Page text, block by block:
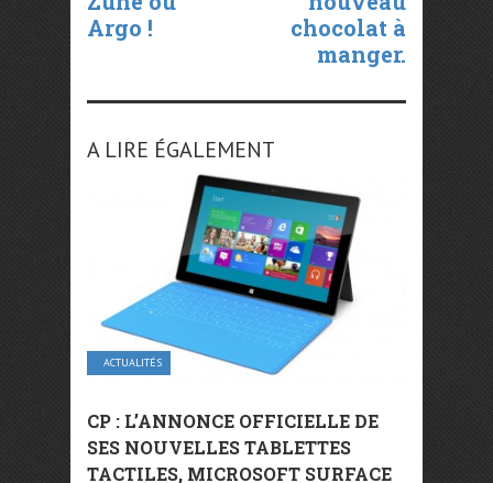
Argo !
chocolat à
manger.
A LIRE ÉGALEMENT
ACTUALITÉS
CP : L’ANNONCE OFFICIELLE DE
SES NOUVELLES TABLETTES
TACTILES, MICROSOFT SURFACE